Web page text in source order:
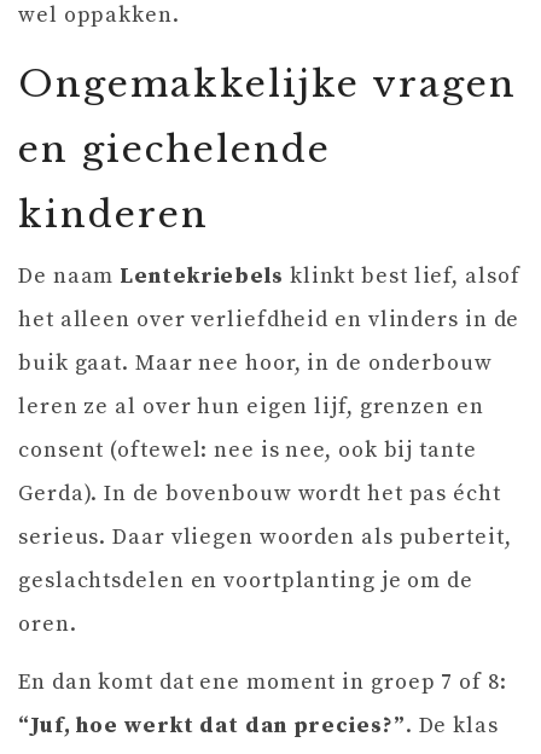
wel oppakken.
Ongemakkelijke vragen
en giechelende
kinderen
De naam Lentekriebels klinkt best lief, alsof
het alleen over verliefdheid en vlinders in de
buik gaat. Maar nee hoor, in de onderbouw
leren ze al over hun eigen lijf, grenzen en
consent (oftewel: nee is nee, ook bij tante
Gerda). In de bovenbouw wordt het pas écht
serieus. Daar vliegen woorden als puberteit,
geslachtsdelen en voortplanting je om de
oren.
En dan komt dat ene moment in groep 7 of 8:
“Juf, hoe werkt dat dan precies?”. De klas